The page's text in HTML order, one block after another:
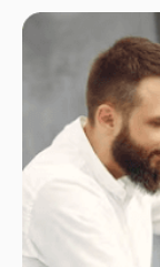
speziell für
optimale